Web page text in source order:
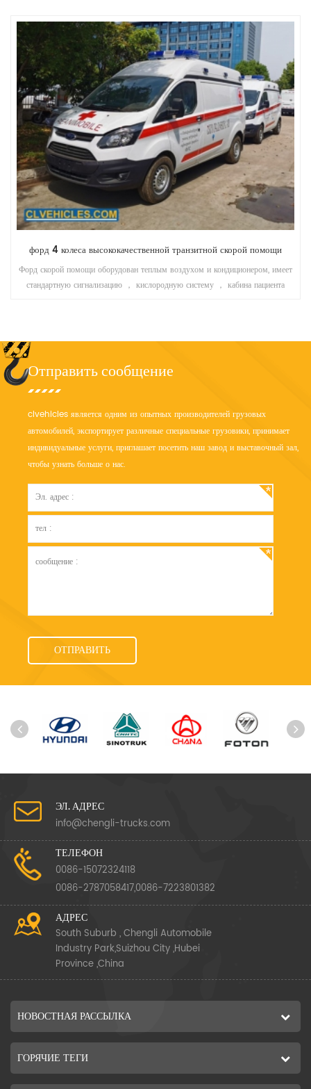
форд 4 колеса высококачественной транзитной скорой помощи
Форд скорой помощи оборудован теплым воздухом и кондиционером, имеет
стандартную сигнализацию ， кислородную систему ， кабина пациента
Отправить сообщение
clvehicles является одним из опытных производителей грузовых
автомобилей, экспортирует различные специальные грузовики, принимает
индивидуальные услуги, приглашает посетить наш завод и выставочный зал,
чтобы узнать больше о нас.
ЭЛ. АДРЕС
info@chengli-trucks.com
ТЕЛЕФОН
0086-15072324118
0086-2787058417,0086-7223801382
АДРЕС
South Suburb , Chengli Automobile
Industry Park,Suizhou City ,Hubei
Province ,China
НОВОСТНАЯ РАССЫЛКА
ГОРЯЧИЕ ТЕГИ